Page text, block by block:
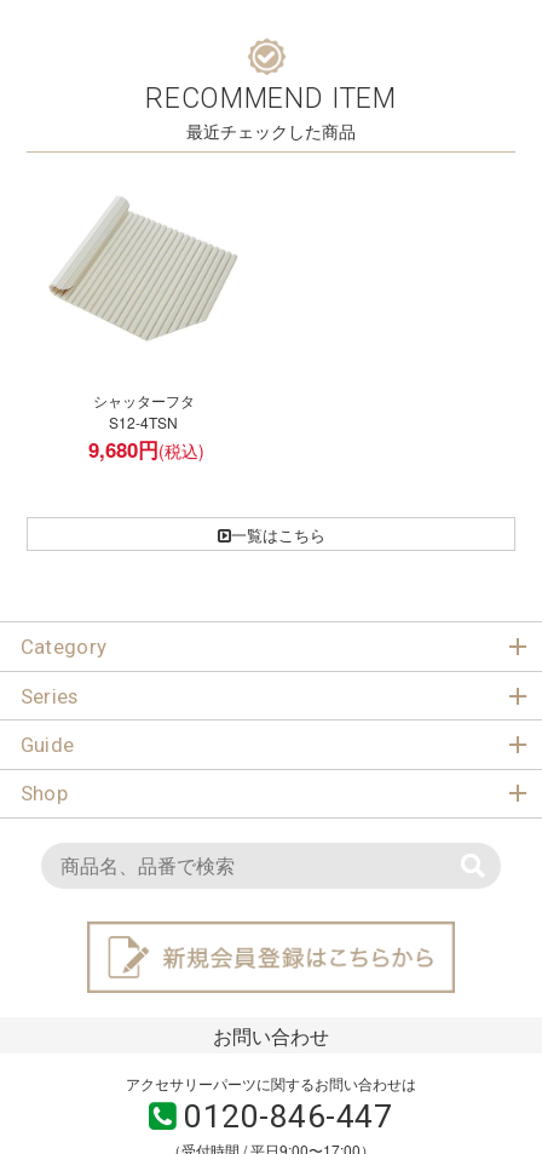
RECOMMEND ITEM
最近チェックした商品
シャッターフタ
S12-4TSN
9,680円
一覧はこちら
Category
Series
Guide
Shop
お問い合わせ
アクセサリーパーツに関するお問い合わせは
0120-846-447